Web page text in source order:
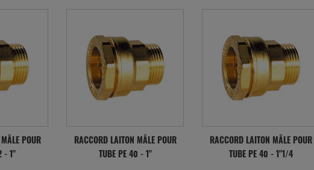
POUR
- 1"
RACCORD LAITON MÂLE POUR
TUBE PE 40 - 1"
RACCORD LAITON MÂLE POUR
TUBE PE 40 - 1"1/4